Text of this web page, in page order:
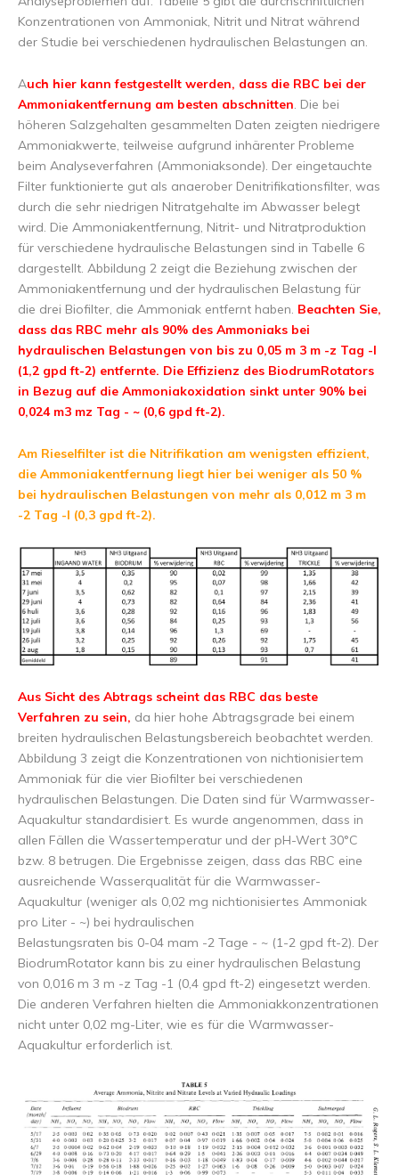
Konzentrationen von Ammoniak, Nitrit und Nitrat während
der Studie bei verschiedenen hydraulischen Belastungen an.
Auch hier kann festgestellt werden, dass die RBC bei der
Ammoniakentfernung am besten abschnitten. Die bei
höheren Salzgehalten gesammelten Daten zeigten niedrigere
Ammoniakwerte, teilweise aufgrund inhärenter Probleme
beim Analyseverfahren (Ammoniaksonde). Der eingetauchte
Filter funktionierte gut als anaerober Denitrifikationsfilter, was
durch die sehr niedrigen Nitratgehalte im Abwasser belegt
wird. Die Ammoniakentfernung, Nitrit- und Nitratproduktion
für verschiedene hydraulische Belastungen sind in Tabelle 6
dargestellt. Abbildung 2 zeigt die Beziehung zwischen der
Ammoniakentfernung und der hydraulischen Belastung für
die drei Biofilter, die Ammoniak entfernt haben. Beachten Sie,
dass das RBC mehr als 90% des Ammoniaks bei
hydraulischen Belastungen von bis zu 0,05 m 3 m -z Tag -l
(1,2 gpd ft-2) entfernte. Die Effizienz des BiodrumRotators
in Bezug auf die Ammoniakoxidation sinkt unter 90% bei
0,024 m3 mz Tag - ~ (0,6 gpd ft-2).
Am Rieselfilter ist die Nitrifikation am wenigsten effizient,
die Ammoniakentfernung liegt hier bei weniger als 50 %
bei hydraulischen Belastungen von mehr als 0,012 m 3 m
-2 Tag -l (0,3 gpd ft-2).
Aus Sicht des Abtrags scheint das RBC das beste
Verfahren zu sein, da hier hohe Abtragsgrade bei einem
breiten hydraulischen Belastungsbereich beobachtet werden.
Abbildung 3 zeigt die Konzentrationen von nichtionisiertem
Ammoniak für die vier Biofilter bei verschiedenen
hydraulischen Belastungen. Die Daten sind für Warmwasser-
Aquakultur standardisiert. Es wurde angenommen, dass in
allen Fällen die Wassertemperatur und der pH-Wert 30°C
bzw. 8 betrugen. Die Ergebnisse zeigen, dass das RBC eine
ausreichende Wasserqualität für die Warmwasser-
Aquakultur (weniger als 0,02 mg nichtionisiertes Ammoniak
pro Liter - ~) bei hydraulischen
Belastungsraten bis 0-04 mam -2 Tage - ~ (1-2 gpd ft-2). Der
BiodrumRotator kann bis zu einer hydraulischen Belastung
von 0,016 m 3 m -z Tag -1 (0,4 gpd ft-2) eingesetzt werden.
Die anderen Verfahren hielten die Ammoniakkonzentrationen
nicht unter 0,02 mg-Liter, wie es für die Warmwasser-
Aquakultur erforderlich ist.